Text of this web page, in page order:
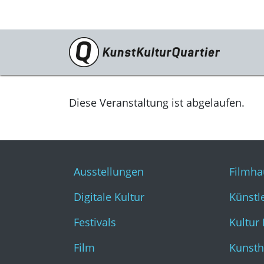
Programm
Ausstellungen
Film
Literatur & Diskurs
Musik
Diese Veranstaltung ist abgelaufen.
Ausstellungen
Digitale Kultur
Festivals
Film
Kultur